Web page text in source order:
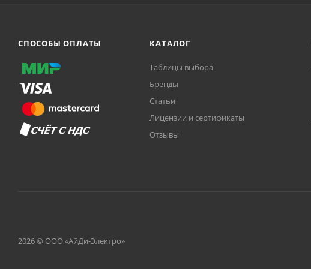
СПОСОБЫ ОПЛАТЫ КАТАЛОГ
Таблицы выбора
Бренды
Статьи
Лицензии и сертификаты
Отзывы
2026 © ООО «АйДи-Электро»